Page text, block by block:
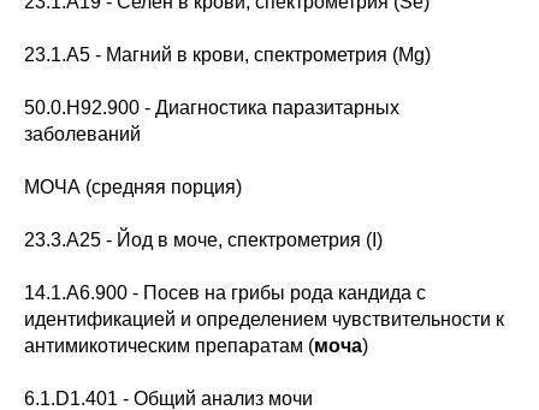
23.1.A5 - Магний в крови, спектрометрия (Mg)
50.0.H92.900 - Диагностика паразитарных
заболеваний
МОЧА (средняя порция)
23.3.A25 - Йод в моче, спектрометрия (I)
14.1.A6.900 - Посев на грибы рода кандида с
идентификацией и определением чувствительности к
антимикотическим препаратам (моча)
6.1.D1.401 - Общий анализ мочи